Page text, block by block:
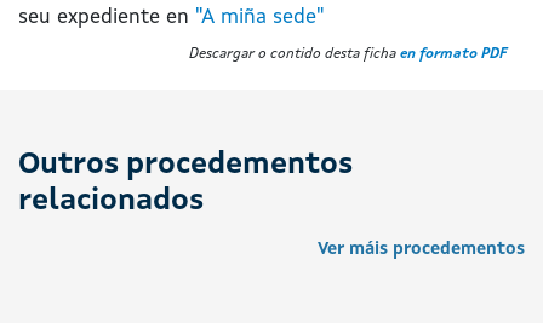
seu expediente en "A miña sede"
Descargar o contido desta ficha en formato PDF
Outros procedementos
relacionados
Ver máis procedementos